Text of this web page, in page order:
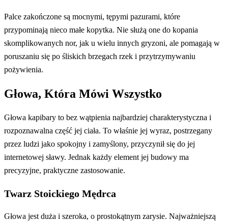
Palce zakończone są mocnymi, tępymi pazurami, które
przypominają nieco małe kopytka. Nie służą one do kopania
skomplikowanych nor, jak u wielu innych gryzoni, ale pomagają w
poruszaniu się po śliskich brzegach rzek i przytrzymywaniu
pożywienia.
Głowa, Która Mówi Wszystko
Głowa kapibary to bez wątpienia najbardziej charakterystyczna i
rozpoznawalna część jej ciała. To właśnie jej wyraz, postrzegany
przez ludzi jako spokojny i zamyślony, przyczynił się do jej
internetowej sławy. Jednak każdy element jej budowy ma
precyzyjne, praktyczne zastosowanie.
Twarz Stoickiego Mędrca
Głowa jest duża i szeroka, o prostokątnym zarysie. Najważniejszą